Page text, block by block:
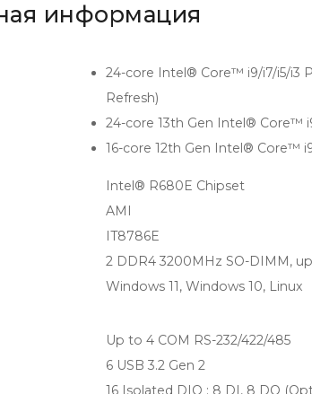
информация
24-core Intel® Core™ i9/i7/i5/i3
Refresh)
24-core 13th Gen Intel® Core™
16-core 12th Gen Intel® Core™
Intel® R680E Chipset
AMI
IT8786E
2 DDR4 3200MHz SO-DIMM,
Windows 11, Windows 10, Linux
Up to 4 COM RS-232/422/485
6 USB 3.2 Gen 2
16 Isolated DIO : 8 DI, 8 DO